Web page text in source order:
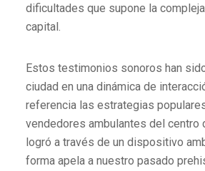
dificultades que supone la
capital.
Estos testimonios sonoros han
ciudad en una dinámica de
referencia las estrategias
vendedores ambulantes del centro
logró a través de un dispositivo
forma apela a nuestro pasado